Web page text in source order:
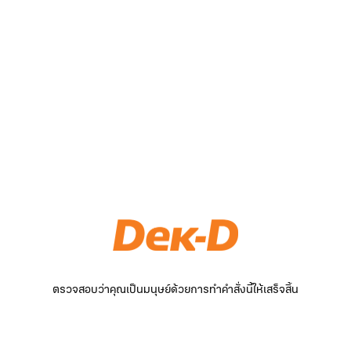
ตรวจสอบว่าคุณเป็นมนุษย์ด้วยการทำคำสั่งนี้ให้เสร็จสิ้น